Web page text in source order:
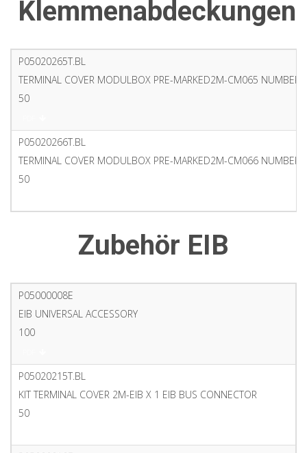
Klemmenabdeckungen
P05020265T.BL
TERMINAL COVER MODULBOX PRE-MARKED2M-CM065
50
P05020266T.BL
TERMINAL COVER MODULBOX PRE-MARKED2M-CM066
50
Zubehör EIB
P05000008E
EIB UNIVERSAL ACCESSORY
100
P05020215T.BL
KIT TERMINAL COVER 2M-EIB X 1 EIB BUS CONNECTOR
50